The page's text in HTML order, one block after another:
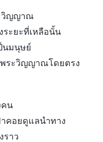
วิญญาณ
ระยะที่เหลือนั้น
นมนุษย์
พระวิญญาณโดยตรง
คน
คอยดูแลนำทาง
ราว